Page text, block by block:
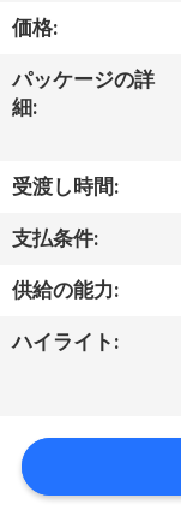
報
社
案
内
管
価格:
パッケージの詳
細:
受渡し時間:
支払条件:
供給の能力:
ハイライト: